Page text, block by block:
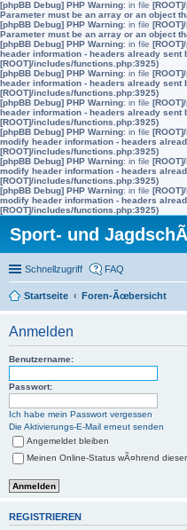
[phpBB Debug] PHP Warning: in file
Parameter must be an array or an object
[phpBB Debug] PHP Warning: in file
Parameter must be an array or an object
[phpBB Debug] PHP Warning: in file
header information - headers already sent
[ROOT]/includes/functions.php:3925)
[phpBB Debug] PHP Warning: in file
header information - headers already sent
[ROOT]/includes/functions.php:3925)
[phpBB Debug] PHP Warning: in file
header information - headers already sent
[ROOT]/includes/functions.php:3925)
[phpBB Debug] PHP Warning: in file
modify header information - headers
[ROOT]/includes/functions.php:3925)
[phpBB Debug] PHP Warning: in file
modify header information - headers
[ROOT]/includes/functions.php:3925)
[phpBB Debug] PHP Warning: in file
modify header information - headers
[ROOT]/includes/functions.php:3925)
Sport- und
Schnellzugriff FAQ
Startseite
Foren-Ãœbersicht
Anmelden
Benutzername:
Passwort:
Ich habe mein Passwort vergessen
Die Aktivierungs-E-Mail erneut senden
Angemeldet bleiben
Meinen Online-Status wÃ¤hrend
REGISTRIEREN